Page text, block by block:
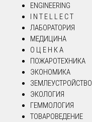
ENGINEERING
I N T E L L E C T
ЛАБОРАТОРИЯ
МЕДИЦИНА
О Ц Е Н К А
ПОЖАРОТЕХНИКА
ЭКОНОМИКА
ЗЕМЛЕУСТРОЙСТВО
ЭКОЛОГИЯ
ГЕММОЛОГИЯ
ТОВАРОВЕДЕНИЕ